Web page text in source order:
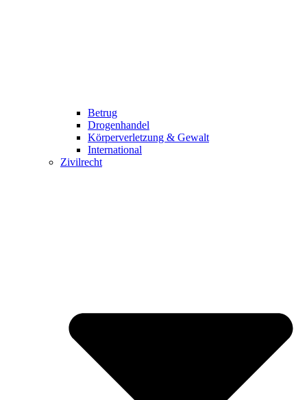
Betrug
Drogenhandel
Körperverletzung & Gewalt
International
Zivilrecht